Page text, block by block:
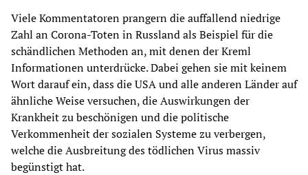
Viele Kommentatoren prangern die auffallend niedrige
Zahl an Corona-Toten in Russland als Beispiel für die
schändlichen Methoden an, mit denen der Kreml
Informationen unterdrücke. Dabei gehen sie mit keinem
Wort darauf ein, dass die USA und alle anderen Länder auf
ähnliche Weise versuchen, die Auswirkungen der
Krankheit zu beschönigen und die politische
Verkommenheit der sozialen Systeme zu verbergen,
welche die Ausbreitung des tödlichen Virus massiv
begünstigt hat.